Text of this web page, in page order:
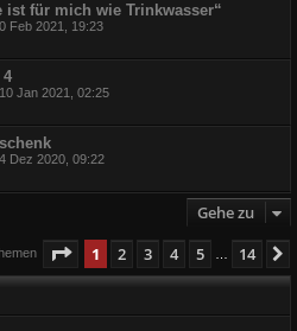
ist für mich wie Trinkwasser“
Feb 2021, 19:23
4
10 Jan 2021, 02:25
Dez 2020, 09:22
Gehe zu
Seite 1von 14
1 2 3 4 5 14